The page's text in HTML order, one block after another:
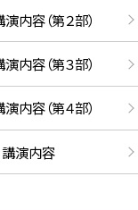
内容（第２部）
内容（第３部）
内容（第４部）
講演内容